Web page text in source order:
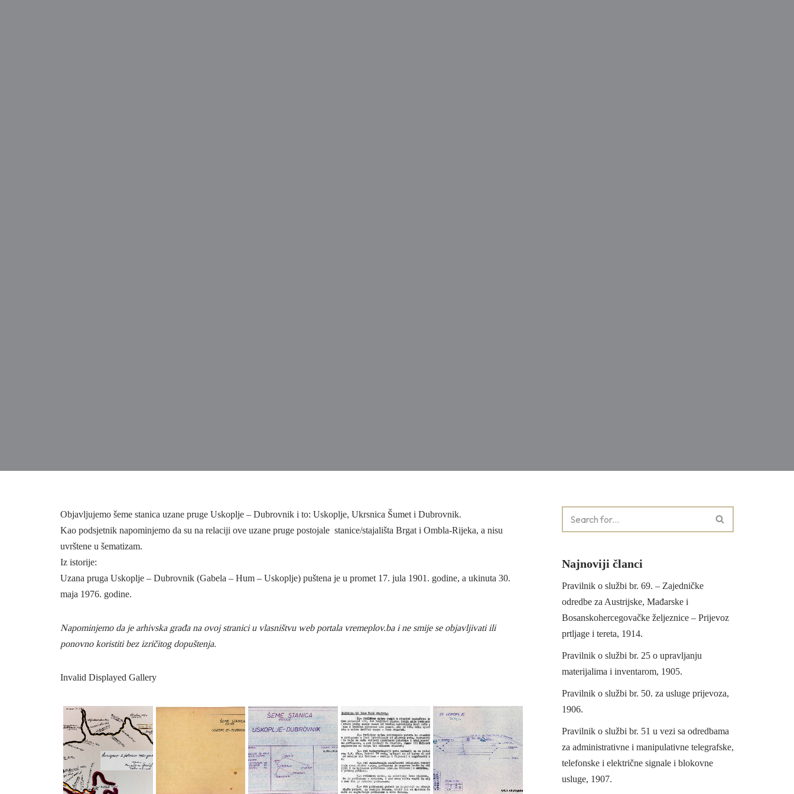
Objavljujemo šeme stanica uzane pruge Uskoplje – Dubrovnik i to: Uskoplje, Ukrsnica Šumet i Dubrovnik.
Kao podsjetnik napominjemo da su na relaciji ove uzane pruge postojale stanice/stajališta Brgat i Ombla-Rijeka, a nisu
uvrštene u šematizam.
Iz istorije:
Uzana pruga Uskoplje – Dubrovnik (Gabela – Hum – Uskoplje) puštena je u promet 17. jula 1901. godine, a ukinuta 30.
maja 1976. godine.
Napominjemo da je arhivska građa na ovoj stranici u vlasništvu web portala vremeplov.ba i ne smije se objavljivati ili
ponovno koristiti bez izričitog dopuštenja.
Invalid Displayed Gallery
Najnoviji članci
Pravilnik o službi br. 69. – Zajedničke
odredbe za Austrijske, Mađarske i
Bosanskohercegovačke željeznice – Prijevoz
prtljage i tereta, 1914.
Pravilnik o službi br. 25 o upravljanju
materijalima i inventarom, 1905.
Pravilnik o službi br. 50. za usluge prijevoza,
1906.
Pravilnik o službi br. 51 u vezi sa odredbama
za administrativne i manipulativne telegrafske,
telefonske i električne signale i blokovne
usluge, 1907.